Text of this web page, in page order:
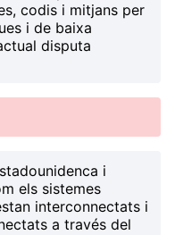
codis i mitjans per
i de baixa
disputa
i
els sistemes
interconnectats i
a través del